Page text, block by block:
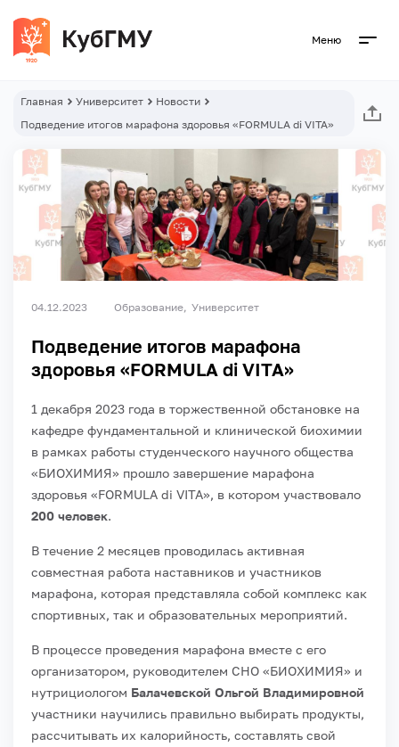
Меню
Главная Университет
Новости
Подведение итогов марафона здоровья «FORMULA di VITA»
04.12.2023 Образование Университет
Подведение итогов марафона
здоровья «FORMULA di VITA»
1 декабря 2023 года в торжественной обстановке на
кафедре фундаментальной и клинической биохимии
в рамках работы студенческого научного общества
«БИОХИМИЯ» прошло завершение марафона
здоровья «FORMULA di VITA», в котором участвовало
200 человек.
В течение 2 месяцев проводилась активная
совместная работа наставников и участников
марафона, которая представляла собой комплекс как
спортивных, так и образовательных мероприятий.
В процессе проведения марафона вместе с его
организатором, руководителем СНО «БИОХИМИЯ» и
нутрициологом Балачевской Ольгой Владимировной
участники научились правильно выбирать продукты,
рассчитывать их калорийность, составлять свой